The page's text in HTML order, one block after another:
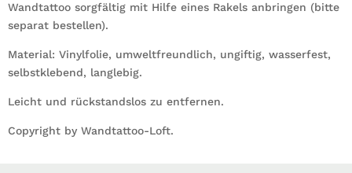
Wandtattoo sorgfältig mit Hilfe eines Rakels anbringen (bitte
separat bestellen).
Material: Vinylfolie, umweltfreundlich, ungiftig, wasserfest,
selbstklebend, langlebig.
Leicht und rückstandslos zu entfernen.
Copyright by Wandtattoo-Loft.